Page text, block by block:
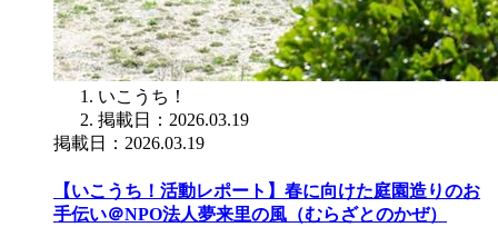
いこうち！
掲載日：2026.03.19
掲載日：2026.03.19
【いこうち！活動レポート】春に向けた庭園造りのお
手伝い＠NPO法人夢来里の風（むらざとのかぜ）